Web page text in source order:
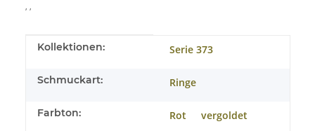
, ,
Produkteigenschaft
Wert
Kollektionen: Serie 373
Schmuckart: Ringe
Farbton: Rot vergoldet